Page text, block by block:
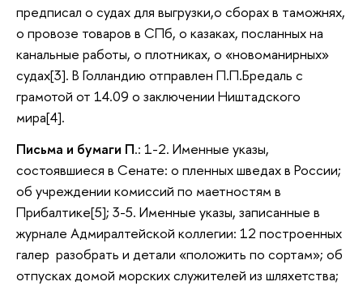
предписал о судах для выгрузки,о сборах в таможнях,
о провозе товаров в СПб, о казаках, посланных на
канальные работы, о плотниках, о «новоманирных»
судах[3]. В Голландию отправлен П.П.Бредаль с
грамотой от 14.09 о заключении Ништадского
мира[4].
Письма и бумаги П.: 1-2. Именные указы,
состоявшиеся в Сенате: о пленных шведах в России;
об учреждении комиссий по маетностям в
Прибалтике[5]; 3-5. Именные указы, записанные в
журнале Адмиралтейской коллегии: 12 построенных
галер разобрать и детали «положить по сортам»; об
отпусках домой морских служителей из шляхетства;